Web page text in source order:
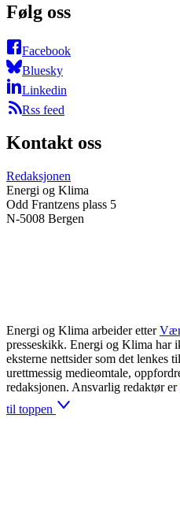
Følg oss
Facebook
Bluesky
Linkedin
Rss feed
Kontakt oss
Redaksjonen
Energi og Klima
Odd Frantzens plass 5
N-5008 Bergen
Energi og Klima arbeider etter Vær
presseskikk. Energi og Klima har
eksterne nettsider som det lenkes
urettmessig medieomtale,
redaksjonen. Ansvarlig redaktør er
til toppen